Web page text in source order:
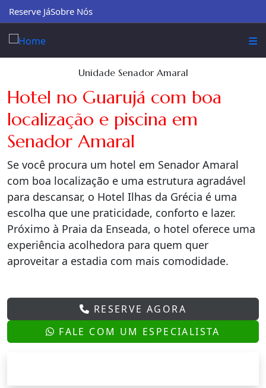
Reserve JáSobre Nós
Unidade Senador Amaral
Hotel no Guarujá com boa
localização e piscina em
Senador Amaral
Se você procura um hotel em Senador Amaral
com boa localização e uma estrutura agradável
para descansar, o Hotel Ilhas da Grécia é uma
escolha que une praticidade, conforto e lazer.
Próximo à Praia da Enseada, o hotel oferece uma
experiência acolhedora para quem quer
aproveitar a estadia com mais comodidade.
RESERVE AGORA
FALE COM UM ESPECIALISTA